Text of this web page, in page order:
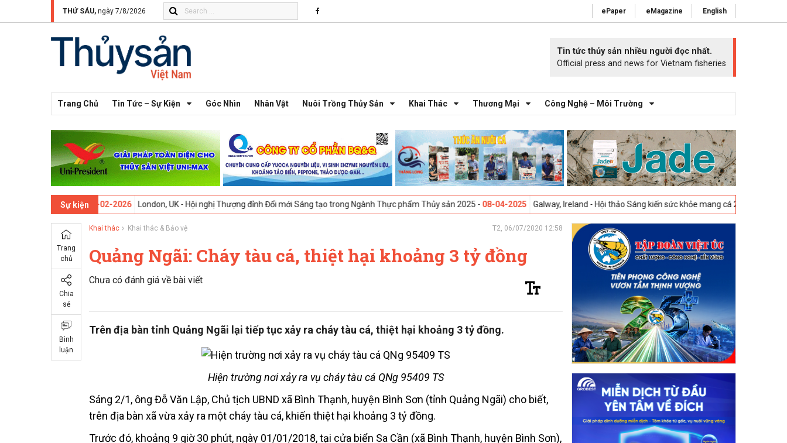
THỨ SÁU, ngày 7/8/2026 ePaper eMagazine English
Tin tức thủy sản nhiều người đọc nhất.
Official press and news for Vietnam fisheries
Trang Chủ Tin Tức – Sự Kiện Góc Nhìn Nhân Vật Nuôi Trồng Thủy Sản Khai Thác Thương Mại Công Nghệ – Môi Trường
Sự kiện
09-02-2026 London, UK - Hội nghị Thượng đỉnh Đổi mới Sáng tạo trong Ngành Thực phẩm Thủy sản 2025 -08-04-2025 Galway, Ireland - Hội thảo Sáng kiến sức khỏe mang cá 2025 -23-04-2025
Trang
chủ
Chia
sẻ
Bình
luận
Khai thác Khai thác & Bảo vệ T2, 06/07/2020 12:58
Quảng Ngãi: Cháy tàu cá, thiệt hại khoảng 3 tỷ đồng
Chưa có đánh giá về bài viết
Trên địa bàn tỉnh Quảng Ngãi lại tiếp tục xảy ra cháy tàu cá, thiệt hại khoảng 3 tỷ đồng.
Hiện trường nơi xảy ra vụ cháy tàu cá QNg 95409 TS
Sáng 2/1, ông Đỗ Văn Lập, Chủ tịch UBND xã Bình Thạnh, huyện Bình Sơn (tỉnh Quảng Ngãi) cho biết,
trên địa bàn xã vừa xảy ra một cháy tàu cá, khiến thiệt hại khoảng 3 tỷ đồng.
Trước đó, khoảng 9 giờ 30 phút, ngày 01/01/2018, tại cửa biển Sa Cần (xã Bình Thạnh, huyện Bình Sơn),